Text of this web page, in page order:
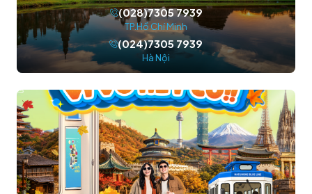
(028)7305 7939
TP.Hồ Chí Minh
(024)7305 7939
Hà Nội